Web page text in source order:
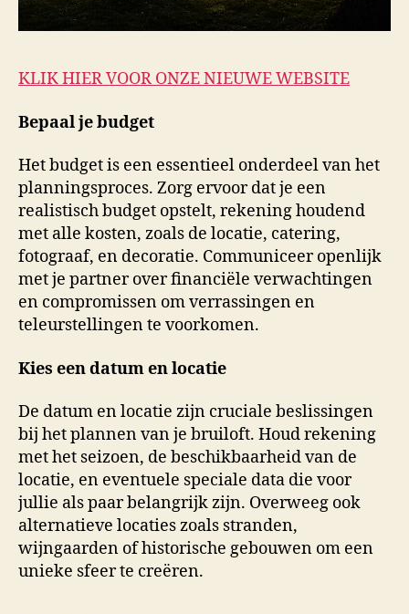
KLIK HIER VOOR ONZE NIEUWE WEBSITE
Bepaal je budget
Het budget is een essentieel onderdeel van het
planningsproces. Zorg ervoor dat je een
realistisch budget opstelt, rekening houdend
met alle kosten, zoals de locatie, catering,
fotograaf, en decoratie. Communiceer openlijk
met je partner over financiële verwachtingen
en compromissen om verrassingen en
teleurstellingen te voorkomen.
Kies een datum en locatie
De datum en locatie zijn cruciale beslissingen
bij het plannen van je bruiloft. Houd rekening
met het seizoen, de beschikbaarheid van de
locatie, en eventuele speciale data die voor
jullie als paar belangrijk zijn. Overweeg ook
alternatieve locaties zoals stranden,
wijngaarden of historische gebouwen om een
unieke sfeer te creëren.